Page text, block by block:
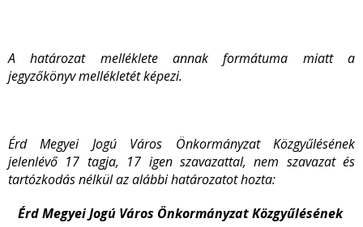
A határozat melléklete annak formátuma miatt a
jegyzőkönyv mellékletét képezi.
Érd Megyei Jogú Város Önkormányzat Közgyűlésének
jelenlévő 17 tagja, 17 igen szavazattal, nem szavazat és
tartózkodás nélkül az alábbi határozatot hozta:
Érd Megyei Jogú Város Önkormányzat Közgyűlésének